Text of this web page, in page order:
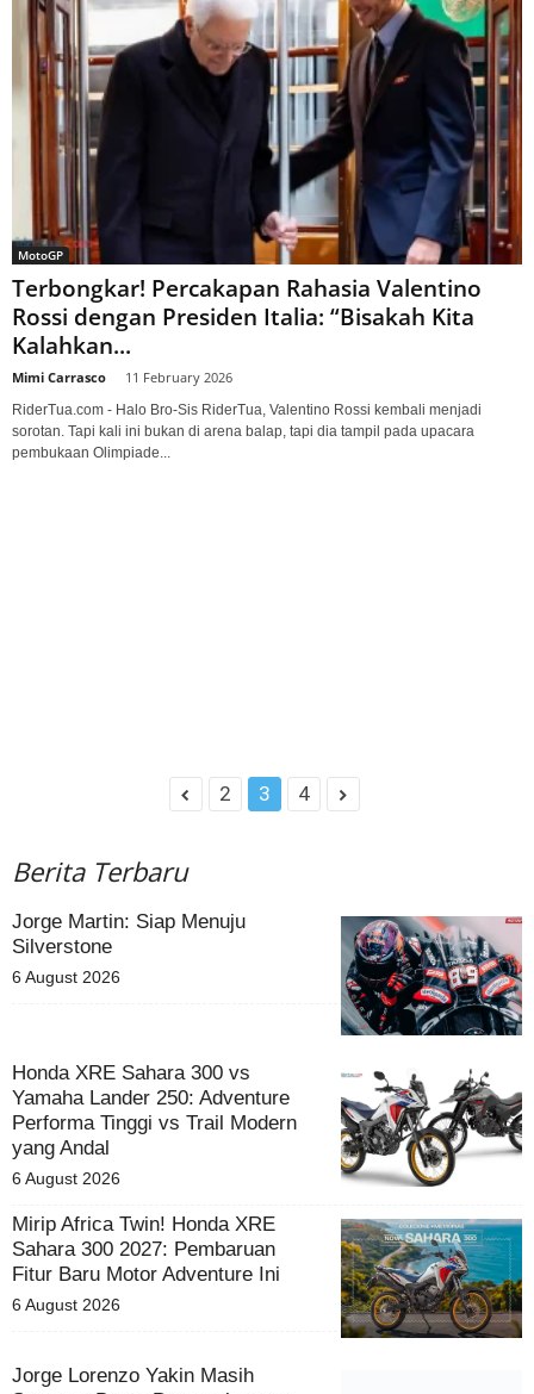
MotoGP
Terbongkar! Percakapan Rahasia Valentino
Rossi dengan Presiden Italia: “Bisakah Kita
Kalahkan...
Mimi Carrasco 11 February 2026
RiderTua.com - Halo Bro-Sis RiderTua, Valentino Rossi kembali menjadi
sorotan. Tapi kali ini bukan di arena balap, tapi dia tampil pada upacara
pembukaan Olimpiade...
2 3 4
Berita Terbaru
Jorge Martin: Siap Menuju
Silverstone
6 August 2026
Honda XRE Sahara 300 vs
Yamaha Lander 250: Adventure
Performa Tinggi vs Trail Modern
yang Andal
6 August 2026
Mirip Africa Twin! Honda XRE
Sahara 300 2027: Pembaruan
Fitur Baru Motor Adventure Ini
6 August 2026
Jorge Lorenzo Yakin Masih